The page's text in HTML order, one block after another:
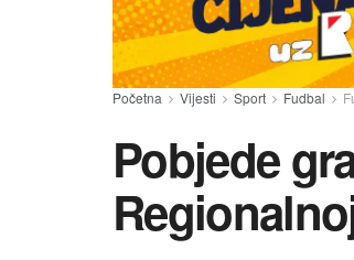
Početna Vijesti Sport Fudbal
Pobjede